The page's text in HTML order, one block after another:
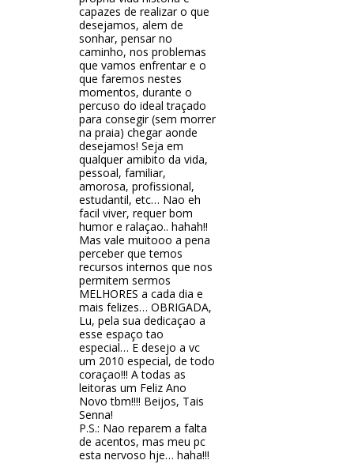
capazes de realizar o que
desejamos, alem de
sonhar, pensar no
caminho, nos problemas
que vamos enfrentar e o
que faremos nestes
momentos, durante o
percuso do ideal traçado
para consegir (sem morrer
na praia) chegar aonde
desejamos! Seja em
qualquer amibito da vida,
pessoal, familiar,
amorosa, profissional,
estudantil, etc… Nao eh
facil viver, requer bom
humor e ralaçao.. hahah!!
Mas vale muitooo a pena
perceber que temos
recursos internos que nos
permitem sermos
MELHORES a cada dia e
mais felizes… OBRIGADA,
Lu, pela sua dedicaçao a
esse espaço tao
especial… E desejo a vc
um 2010 especial, de todo
coraçao!!! A todas as
leitoras um Feliz Ano
Novo tbm!!!! Beijos, Tais
Senna!
P.S.: Nao reparem a falta
de acentos, mas meu pc
esta nervoso hje… haha!!!